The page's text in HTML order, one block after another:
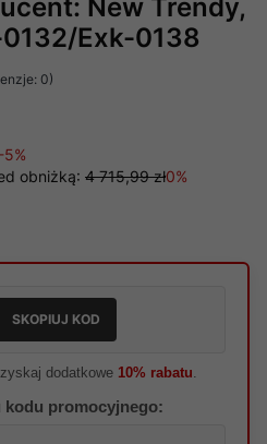
New Trendy,
Exk-0138
0)
-5%
obniżką: 4 715,99 zł0%
SKOPIUJ KOD
dodatkowe 10% rabatu.
kodu promocyjnego: